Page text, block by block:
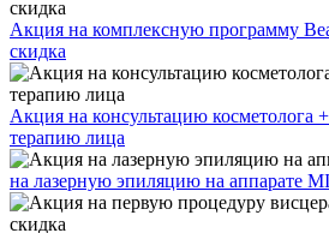
Акция на комплексную программу
скидка
Акция на консультацию косметолога
терапию лица
на лазерную эпиляцию на аппарате